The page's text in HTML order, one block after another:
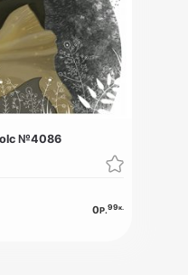
№4086
0Р.99к.